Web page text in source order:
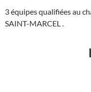
3 équipes qualifiées au
SAINT-MARCEL .